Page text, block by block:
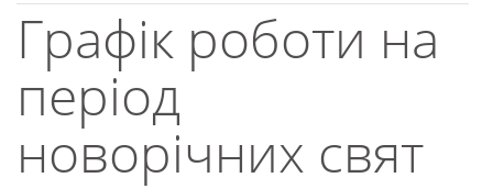
Домени
VPN
SSL
Графік роботи на
період
новорічних свят